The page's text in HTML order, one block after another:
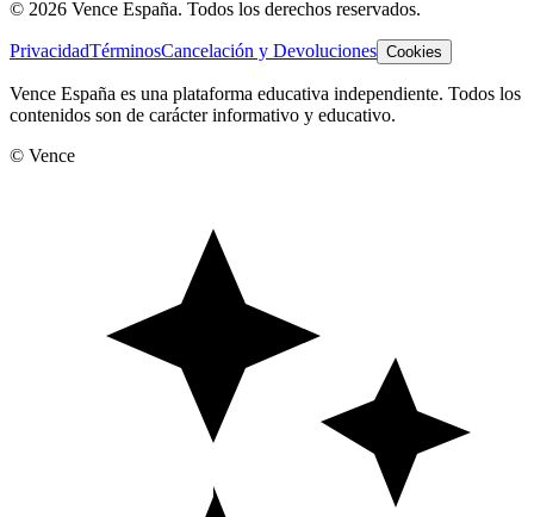
© 2026 Vence España. Todos los derechos reservados.
PrivacidadTérminosCancelación y Devoluciones Cookies
Vence España es una plataforma educativa independiente. Todos los
contenidos son de carácter informativo y educativo.
© Vence